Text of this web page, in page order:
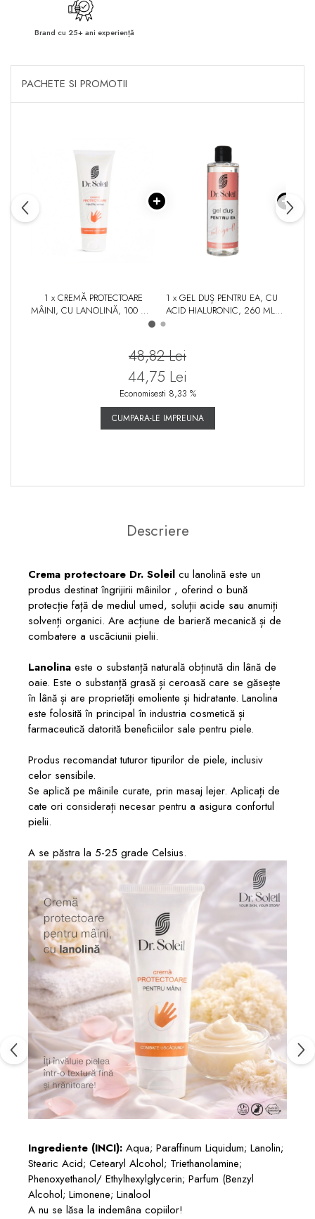
Brand cu 25+ ani experiență
PACHETE SI PROMOTII
1 x CREMĂ PROTECTOARE
MÂINI, CU LANOLINĂ, 100 ML,
1 x GEL DUȘ PENTRU EA, CU
ACID HIALURONIC, 260 ML,
48,82 Lei
44,75 Lei
Economisesti 8,33 %
CUMPARA-LE IMPREUNA
Descriere
Crema protectoare Dr. Soleil cu lanolină este un
produs destinat îngrijirii mâinilor , oferind o bună
protecție față de mediul umed, soluții acide sau anumiți
solvenți organici. Are acțiune de barieră mecanică și de
combatere a uscăciunii pielii.
Lanolina este o substanță naturală obținută din lână de
oaie. Este o substanță grasă și ceroasă care se găsește
în lână și are proprietăți emoliente și hidratante. Lanolina
este folosită în principal în industria cosmetică și
farmaceutică datorită beneficiilor sale pentru piele.
Produs recomandat tuturor tipurilor de piele, inclusiv
celor sensibile.
Se aplică pe mâinile curate, prin masaj lejer. Aplicați de
cate ori considerați necesar pentru a asigura confortul
pielii.
A se păstra la 5-25 grade Celsius.
Ingrediente (INCI): Aqua; Paraffinum Liquidum; Lanolin;
Stearic Acid; Cetearyl Alcohol; Triethanolamine;
Phenoxyethanol/ Ethylhexylglycerin; Parfum (Benzyl
Alcohol; Limonene; Linalool
A nu se lăsa la indemâna copiilor!